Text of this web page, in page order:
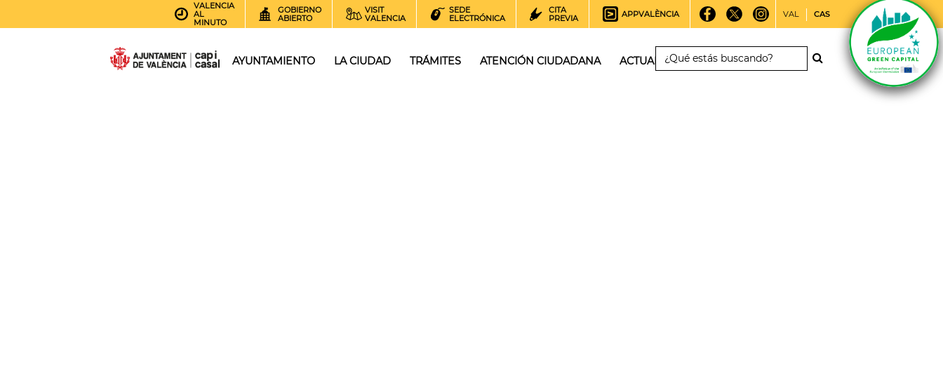
VALENCIA
AL
MINUTO
GOBIERNO
ABIERTO
VISIT
VALENCIA
SEDE
ELECTRÓNICA
CITA
PREVIA
APPVALÈNCIA VAL CAS
AYUNTAMIENTO LA CIUDAD TRÁMITES ATENCIÓN CIUDADANA ACTUALIDAD